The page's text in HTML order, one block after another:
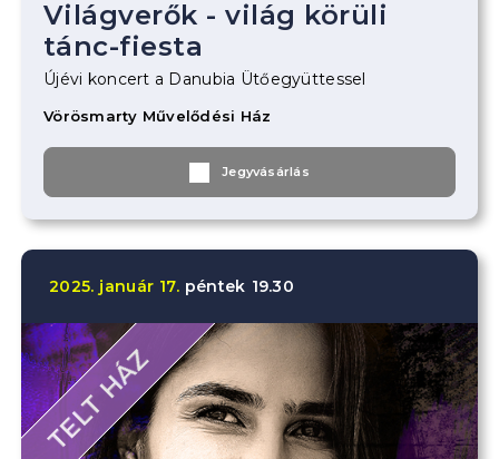
Világverők - világ körüli
tánc-fiesta
Újévi koncert a Danubia Ütőegyüttessel
Vörösmarty Művelődési Ház
Jegyvásárlás
2025. január 17. péntek 19.30
TELT HÁZ